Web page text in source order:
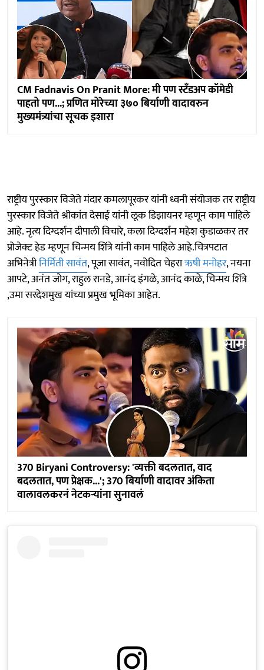
CM Fadnavis On Pranit More: मी पण स्टँडअप कॉमेडी
पाहतो पण...; प्रणित मोरेच्या ३७० बिर्याणी वादावरुन
मुख्यमंत्र्यांचा सूचक इशारा
राष्ट्रीय पुरस्कार विजेते मंदार कमलापूरकर यांनी ध्वनी संयोजक तर राष्ट्रीय
पुरस्कार विजेते श्रीकांत देसाई यांनी लूक डिझायनर म्हणून काम पाहिले
आहे. नृत्य दिग्दर्शन दीपाली विचारे, कला दिग्दर्शन महेश कुडाळकर तर
प्रोजेक्ट हेड म्हणून चिन्मय शिंत्रे यांनी काम पाहिले आहे.चित्रपटात
अभिनेत्रीनिर्मिती सावंत, पूजा सावंत, नवोदित चेहराऋषी मनोहर, नयना
आपटे, अनंत जोग, राहुल रानडे, आनंद इंगळे, आनंद काळे, चिन्मय शिंत्रे
,उमा सरदेशमुख यांच्या प्रमुख भूमिका आहेत.
370 Biryani Controversy: 'व्यक्ती बदलतात, वाद
बदलतात, पण प्रेक्षक...'; 370 बिर्याणी वादावर अंकिता
वालावलकरनं नेटकऱ्यांना सुनावलं